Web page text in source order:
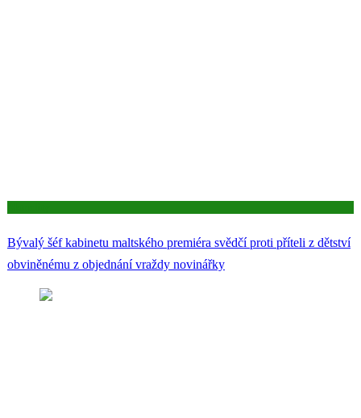
Bývalý šéf kabinetu maltského premiéra svědčí proti příteli z dětství
obviněnému z objednání vraždy novinářky